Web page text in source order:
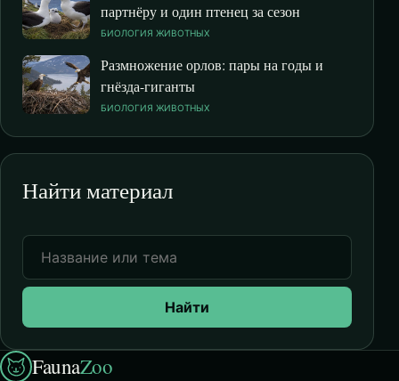
партнёру и один птенец за сезон
БИОЛОГИЯ ЖИВОТНЫХ
Размножение орлов: пары на годы и
гнёзда-гиганты
БИОЛОГИЯ ЖИВОТНЫХ
Найти материал
Найти
FaunaZoo